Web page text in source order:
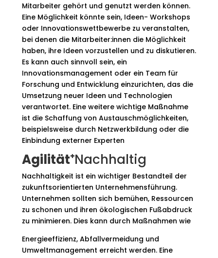
Mitarbeiter gehört und genutzt werden können.
Eine Möglichkeit könnte sein, Ideen- Workshops
oder Innovationswettbewerbe zu veranstalten,
bei denen die Mitarbeiter:innen die Möglichkeit
haben, ihre Ideen vorzustellen und zu diskutieren.
Es kann auch sinnvoll sein, ein
Innovationsmanagement oder ein Team für
Forschung und Entwicklung einzurichten, das die
Umsetzung neuer Ideen und Technologien
verantwortet. Eine weitere wichtige Maßnahme
ist die Schaffung von Austauschmöglichkeiten,
beispielsweise durch Netzwerkbildung oder die
Einbindung externer Experten
Agilität⁺Nachhaltig
Nachhaltigkeit ist ein wichtiger Bestandteil der
zukunftsorientierten Unternehmensführung.
Unternehmen sollten sich bemühen, Ressourcen
zu schonen und ihren ökologischen Fußabdruck
zu minimieren. Dies kann durch Maßnahmen wie
Energieeffizienz, Abfallvermeidung und
Umweltmanagement erreicht werden. Eine